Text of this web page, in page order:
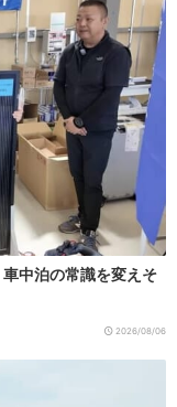
中泊の常識を変えそ
2026/08/06